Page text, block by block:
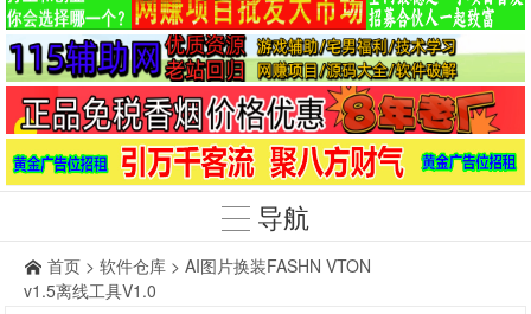
导航
首页 > 软件仓库 > AI图片换装FASHN VTON
v1.5离线工具V1.0